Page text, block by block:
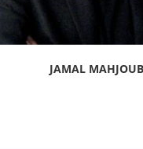
JAMAL MAHJOUB